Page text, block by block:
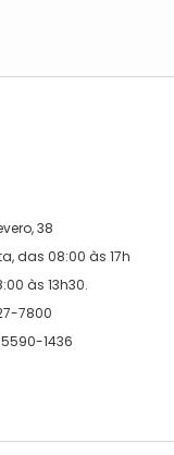
38
das 08:00 às 17h
às 13h30.
7800
1436